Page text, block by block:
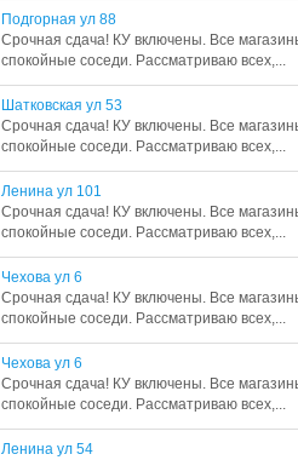
Подгорная ул 88
Срочная сдача! КУ включены. Все
спокойные соседи. Рассматриваю всех,...
Шатковская ул 53
Срочная сдача! КУ включены. Все
спокойные соседи. Рассматриваю всех,...
Ленина ул 101
Срочная сдача! КУ включены. Все
спокойные соседи. Рассматриваю всех,...
Чехова ул 6
Срочная сдача! КУ включены. Все
спокойные соседи. Рассматриваю всех,...
Чехова ул 6
Срочная сдача! КУ включены. Все
спокойные соседи. Рассматриваю всех,...
Ленина ул 54